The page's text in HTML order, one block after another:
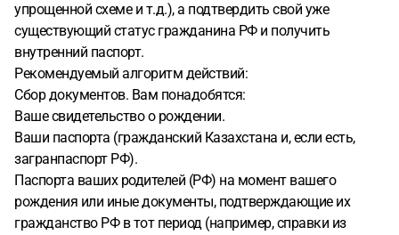
упрощенной схеме и т.д.), а подтвердить свой уже
существующий статус гражданина РФ и получить
внутренний паспорт.
Рекомендуемый алгоритм действий:
Сбор документов. Вам понадобятся:
Ваше свидетельство о рождении.
Ваши паспорта (гражданский Казахстана и, если есть,
загранпаспорт РФ).
Паспорта ваших родителей (РФ) на момент вашего
рождения или иные документы, подтверждающие их
гражданство РФ в тот период (например, справки из